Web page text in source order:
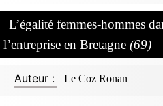
L’égalité femmes-hommes
l’entreprise en Bretagne (69)
Auteur : Le Coz Ronan